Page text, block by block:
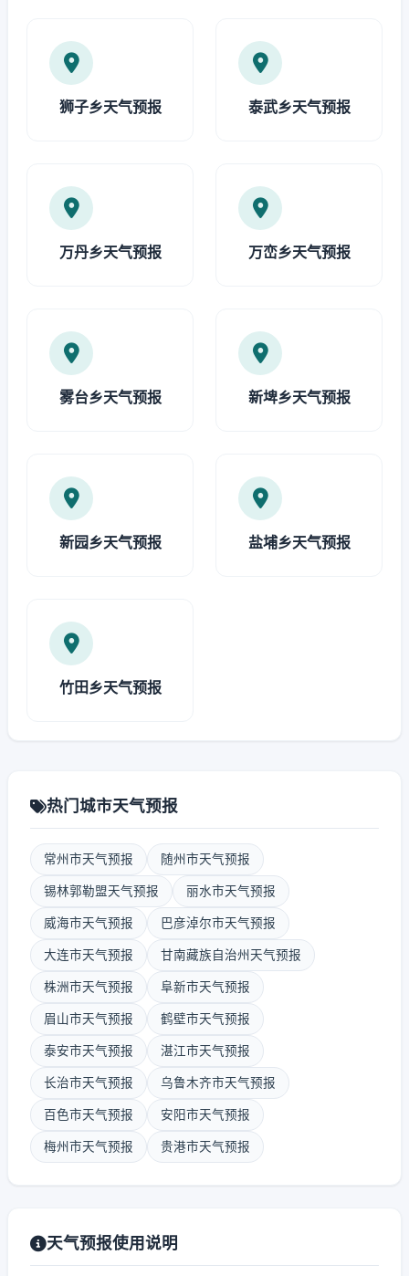
狮子乡天气预报 泰武乡天气预报
万丹乡天气预报 万峦乡天气预报
雾台乡天气预报 新埤乡天气预报
新园乡天气预报 盐埔乡天气预报
竹田乡天气预报
热门城市天气预报
常州市天气预报 随州市天气预报
锡林郭勒盟天气预报 丽水市天气预报
威海市天气预报 巴彦淖尔市天气预报
大连市天气预报 甘南藏族自治州天气预报
株洲市天气预报 阜新市天气预报
眉山市天气预报 鹤壁市天气预报
泰安市天气预报 湛江市天气预报
长治市天气预报 乌鲁木齐市天气预报
百色市天气预报 安阳市天气预报
梅州市天气预报 贵港市天气预报
天气预报使用说明